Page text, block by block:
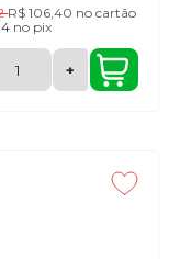
R$ 106,40 no cartão
no pix
+